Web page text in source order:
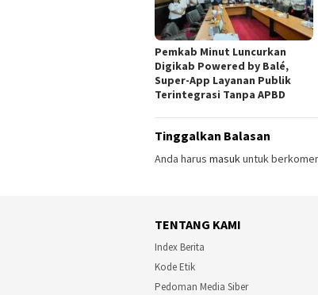
Pemkab Minut Luncurkan
Digikab Powered by Balé,
Super-App Layanan Publik
Terintegrasi Tanpa APBD
Tinggalkan Balasan
Anda harus masukuntuk
TENTANG KAMI
Index Berita
Kode Etik
Pedoman Media Siber